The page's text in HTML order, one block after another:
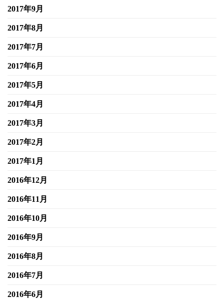
2017年9月
2017年8月
2017年7月
2017年6月
2017年5月
2017年4月
2017年3月
2017年2月
2017年1月
2016年12月
2016年11月
2016年10月
2016年9月
2016年8月
2016年7月
2016年6月